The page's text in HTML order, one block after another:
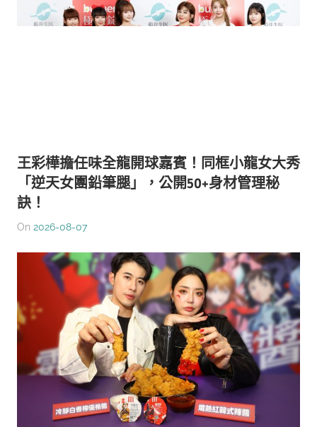
王彩樺擔任味全龍開球嘉賓！同框小龍女大秀
「逆天女團鉛筆腿」，公開50+身材管理秘
訣！
On 2026-08-07